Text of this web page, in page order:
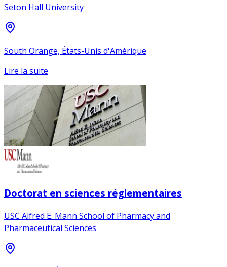
Seton Hall University
South Orange, États-Unis d'Amérique
Lire la suite
Doctorat en sciences réglementaires
USC Alfred E. Mann School of Pharmacy and
Pharmaceutical Sciences